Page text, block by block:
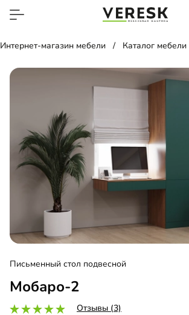
Интернет-магазин мебели Каталог мебели
Письменный стол подвесной
Мобаро-2
Отзывы (3)